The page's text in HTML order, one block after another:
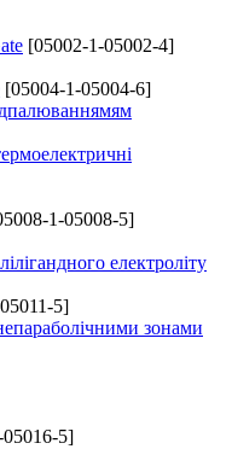
[05002-1-05002-4]
[05004-1-05004-6]
1-05008-5]
електроліту
5]
зонами
5]